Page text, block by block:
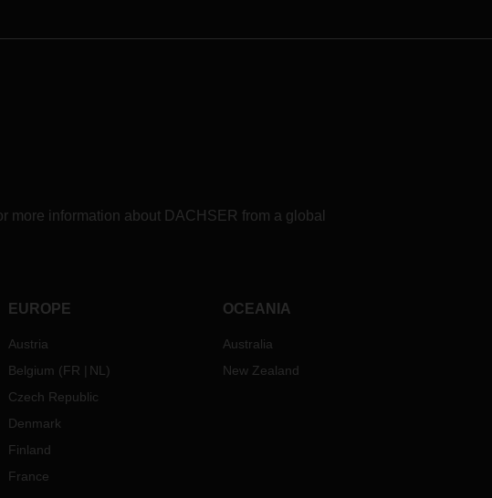
DACHSER航空包机网络联运已于六
空、海运物流销售联系人联系。
information about DACHSER from a global
EUROPE
Austria
Belgium (FR NL )
Czech Republic
Denmark
Finland
France
OCEANIA
Australia
New Zealand